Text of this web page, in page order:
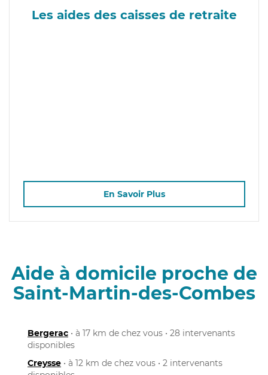
Les aides des caisses de retraite
En Savoir Plus
Aide à domicile proche de
Saint-Martin-des-Combes
Bergerac • à 17 km de chez vous • 28 intervenants
disponibles
Creysse • à 12 km de chez vous • 2 intervenants